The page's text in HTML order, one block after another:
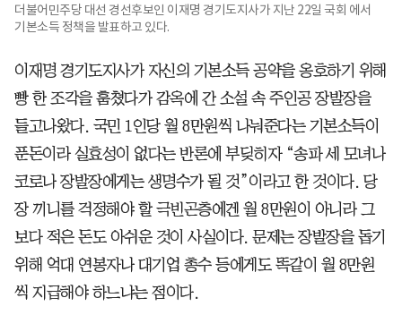
더불어민주당 대선 경선후보인 이재명 경기도지사가 지난 22일 국회 에서
기본소득 정책을 발표하고 있다.
이재명 경기도지사가 자신의 기본소득 공약을 옹호하기 위해
빵 한 조각을 훔쳤다가 감옥에 간 소설 속 주인공 장발장을
들고나왔다. 국민 1인당 월 8만원씩 나눠준다는 기본소득이
푼돈이라 실효성이 없다는 반론에 부딪히자 “송파 세 모녀나
코로나 장발장에게는 생명수가 될 것”이라고 한 것이다. 당
장 끼니를 걱정해야 할 극빈곤층에겐 월 8만원이 아니라 그
보다 적은 돈도 아쉬운 것이 사실이다. 문제는 장발장을 돕기
위해 억대 연봉자나 대기업 총수 등에게도 똑같이 월 8만원
씩 지급해야 하느냐는 점이다.